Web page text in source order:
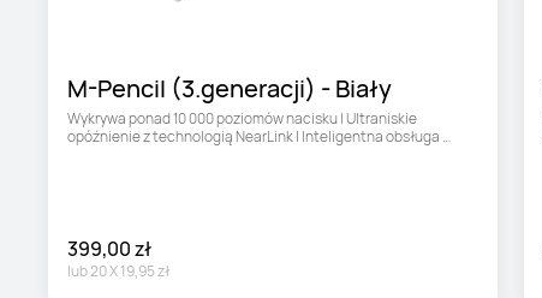
M-Pencil (3.generacji) - Biały
Wykrywa ponad 10 000 poziomów nacisku | Ultraniskie
opóźnienie z technologią NearLink | Inteligentna obsługa
399,00 zł
lub20X19,95 zł